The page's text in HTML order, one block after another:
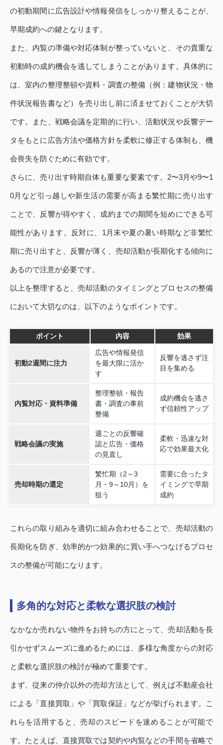
の初動期間に広告設計や情報発信をしっかり整えることが、
早期成約への鍵となります。
また、内覧の準備や対応体制が整っていないと、その貴重な
初動時の成約機会を逃してしまうことがあります。具体的に
は、室内の整理整頓や資料・調査の整備（例：建物状況・物
件状況報告書など）を売り出し前に済ませておくことが大切
です。また、戦略会議を定期的に行い、活動状況や反響デー
タをもとに広告方法や価格方針を柔軟に修正する体制も、機
会喪失を防ぐために有効です。
さらに、売り出す時期自体も重要な要素です。2〜3月や9〜1
0月など引っ越しや新生活の需要が高まる繁忙期に売り出す
ことで、反響が得やすく、成約までの期間を短めにできる可
能性があります。反対に、1月末や夏の暑い時期など非繁忙
期に売り出すと、反響が薄く、売却活動が長期化する傾向に
あるので注意が必要です。
以上を整理すると、売却活動のタイミングとプロセスの整備
において大切なのは、以下のようなポイントです。
ポイント 内容 効果
初動2週間に注力
広告や情報発信
を最大限に活か
す
反響を逃さず注
目を集める
内覧対応・資料準備
整理整頓・報告
書・調査の事前
整備
成約機会を逃さ
ず信頼性アップ
戦略会議の実施
週ごとの反響確
認と広告・価格
の見直し
柔軟・迅速な対
応で効果最大化
売却時期の選定
繁忙期（2～3
月・9～10月）を
狙う
需要に合ったタ
イミングで早期
成約
これらの取り組みを適切に組み合わせることで、売却活動の
長期化を防ぎ、効率的かつ効果的に買い手へつなげるプロセ
スの整備が可能になります。
多角的な対応と柔軟な選択肢の検討
なかなか売れない物件をお持ちの方にとって、売却活動を長
引かせずスムーズに進めるためには、多様な角度からの対応
と柔軟な選択肢の検討が極めて重要です。
まず、従来の仲介以外の売却方法として、例えば不動産会社
による「直接買取」や「買取保証」などが挙げられます。こ
れらを活用すると、売却のスピードを速めることが可能で
す。たとえば、直接買取では契約や内覧などの手間を省略で